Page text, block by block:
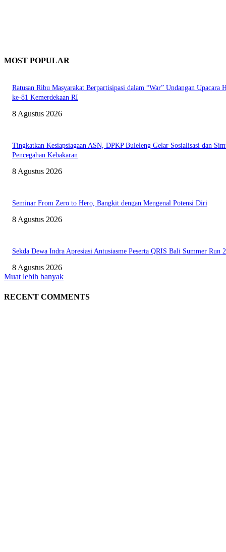
MOST POPULAR
Ratusan Ribu Masyarakat Berpartisipasi dalam “War” Undangan Upacara
ke-81 Kemerdekaan RI
8 Agustus 2026
Tingkatkan Kesiapsiagaan ASN, DPKP Buleleng Gelar Sosialisasi dan
Pencegahan Kebakaran
8 Agustus 2026
Seminar From Zero to Hero, Bangkit dengan Mengenal Potensi Diri
8 Agustus 2026
Sekda Dewa Indra Apresiasi Antusiasme Peserta QRIS Bali Summer Run
8 Agustus 2026
Muat lebih banyak
RECENT COMMENTS